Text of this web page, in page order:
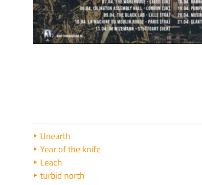
Unearth
Year of the knife
Leach
turbid north